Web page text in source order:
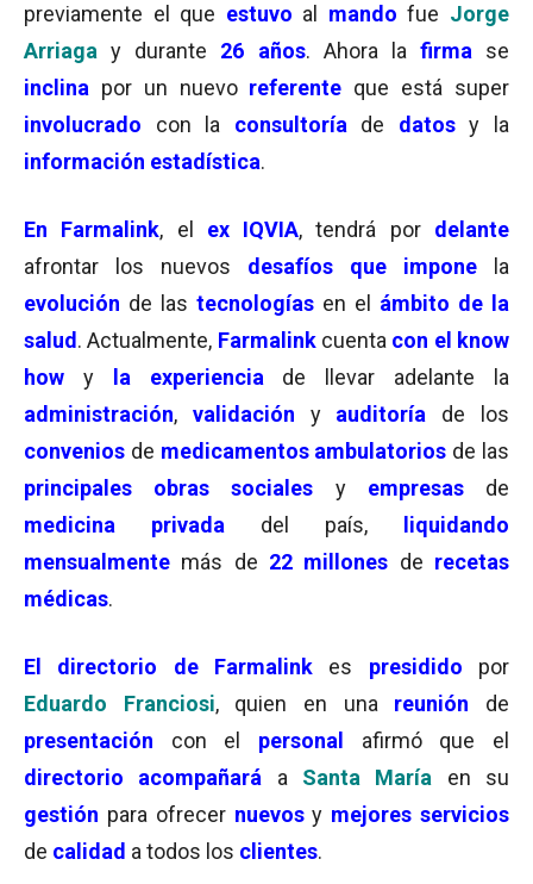
previamente el que estuvo al mando fue Jorge
Arriaga y durante 26 años. Ahora la firma
se
inclina por un nuevo referente que está super
involucrado
con la consultoría de datos y la
información estadística.
En Farmalink, el ex IQVIA, tendrá por delante
afrontar los nuevos desafíos que impone
la
evolución de las tecnologías en el ámbito de la
salud . Actualmente, Farmalink cuenta con el know
how y la experiencia
de llevar adelante la
administración, validación y auditoría
de los
convenios de medicamentos ambulatorios de las
principales obras sociales y empresas
de
medicina privada del país,
liquidando
mensualmente más de 22 millones de recetas
médicas.
El directorio de Farmalink es presidido
por
Eduardo Franciosi, quien en una reunión
de
presentación
con el personal
afirmó que el
directorio
acompañará a Santa María
en su
gestión para ofrecer nuevos y mejores servicios
de calidad a todos los clientes.